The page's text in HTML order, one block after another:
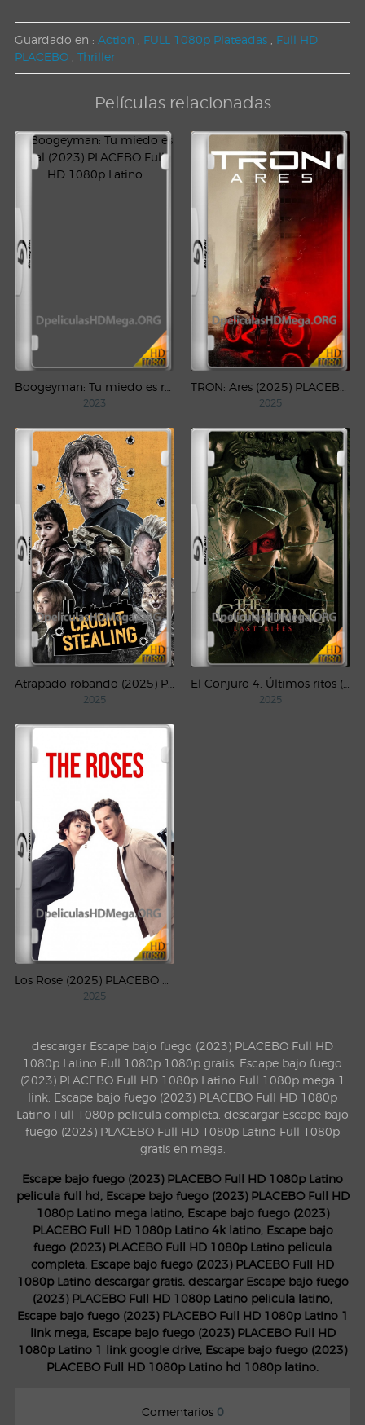
Guardado en : Action FULL 1080p Plateadas
Full HD
PLACEBO
Thriller
Películas relacionadas
2023 2025
2025 2025
2025
descargar Escape bajo fuego (2023) PLACEBO Full HD
1080p Latino Full 1080p 1080p gratis, Escape bajo fuego
(2023) PLACEBO Full HD 1080p Latino Full 1080p mega 1
link, Escape bajo fuego (2023) PLACEBO Full HD 1080p
Latino Full 1080p pelicula completa, descargar Escape bajo
fuego (2023) PLACEBO Full HD 1080p Latino Full 1080p
gratis en mega.
Escape bajo fuego (2023) PLACEBO Full HD 1080p Latino
pelicula full hd, Escape bajo fuego (2023) PLACEBO Full HD
1080p Latino mega latino, Escape bajo fuego (2023)
PLACEBO Full HD 1080p Latino 4k latino, Escape bajo
fuego (2023) PLACEBO Full HD 1080p Latino pelicula
completa, Escape bajo fuego (2023) PLACEBO Full HD
1080p Latino descargar gratis, descargar Escape bajo fuego
(2023) PLACEBO Full HD 1080p Latino pelicula latino,
Escape bajo fuego (2023) PLACEBO Full HD 1080p Latino 1
link mega, Escape bajo fuego (2023) PLACEBO Full HD
1080p Latino 1 link google drive, Escape bajo fuego (2023)
PLACEBO Full HD 1080p Latino hd 1080p latino.
Comentarios 0